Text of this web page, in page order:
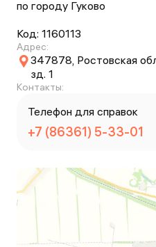
по городу Гуково
Код: 1160113
Адрес:
347878, Ростовская
зд. 1
Контакты:
Телефон для справок
+7 (86361) 5-33-01